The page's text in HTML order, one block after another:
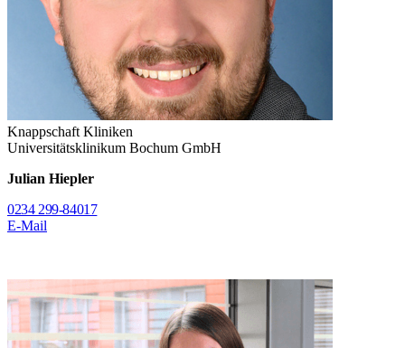
Knappschaft Kliniken
Universitätsklinikum Bochum GmbH
Julian Hiepler
0234 299-84017
E-Mail